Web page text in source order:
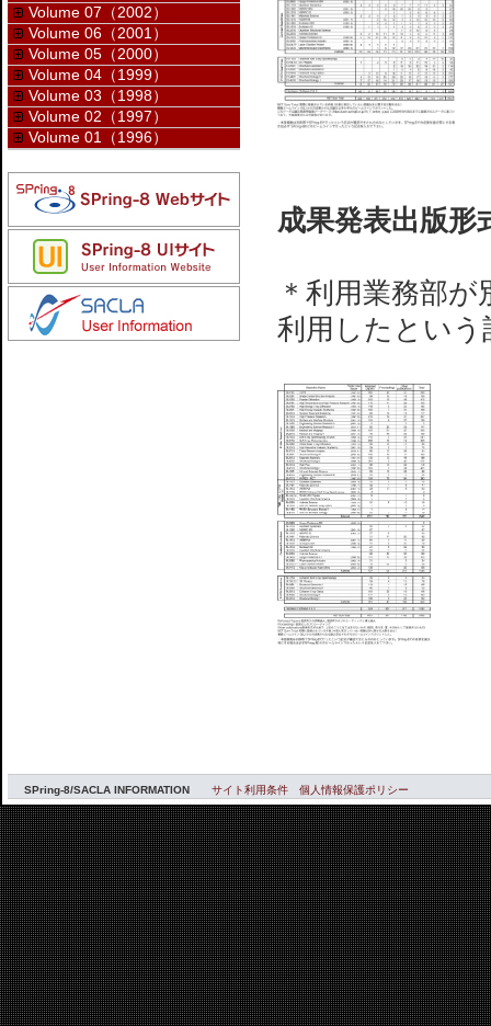
成果発表出版形
＊利用業務部
利用したとい
Volume 07（2002）
Volume 06（2001）
Volume 05（2000）
Volume 04（1999）
Volume 03（1998）
Volume 02（1997）
Volume 01（1996）
SPring-8/SACLA INFORMATION サイト利用条件 個人情報保護ポリシー